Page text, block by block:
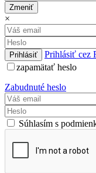
Zmeniť
×
Prihlásiť cez
zapamätať heslo
Zabudnuté heslo
Súhlasím s